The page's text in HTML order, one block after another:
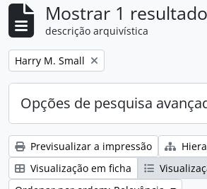
Mostrar 1
descrição arquivística
Remove filter:
Harry M. Small
Opções de pesquisa
Previsualizar a impressão
Visualização em ficha